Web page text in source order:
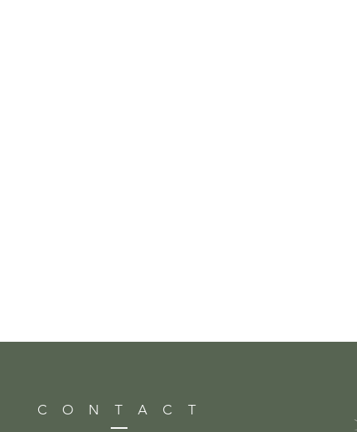
C O N T A C T